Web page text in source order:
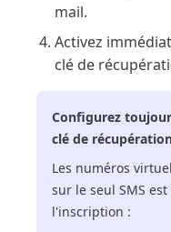
mail.
Activez
clé de
Configurez
clé de
Les numéros
sur le seul SMS
l'inscription :